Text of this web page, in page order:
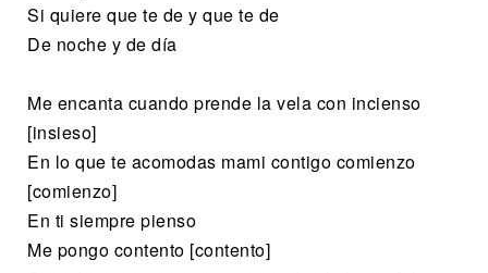
Si quiere que te de y que te de
De noche y de día
Me encanta cuando prende la vela con incienso
[insieso]
En lo que te acomodas mami contigo comienzo
[comienzo]
En ti siempre pienso
Me pongo contento [contento]